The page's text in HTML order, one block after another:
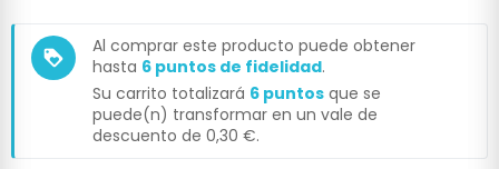
loyalty
Al comprar este producto puede obtener
hasta 6 puntos de fidelidad.
Su carrito totalizará 6 puntos que se
puede(n) transformar en un vale de
descuento de 0,30 €.